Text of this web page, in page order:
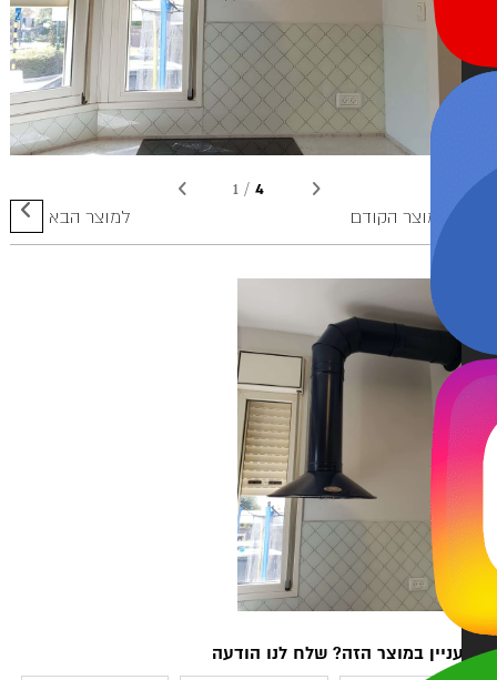
למוצר הקודם
למוצר הבא
במוצר הזה? שלח לנו הודעה